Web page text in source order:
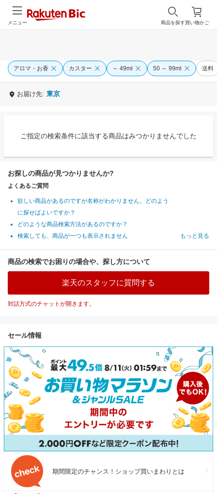
買い物かご
商品を探す
メニュー
アロマ・お香 カスター ～ 49ml 50 ～ 99ml 送料
お届け先: 東京
ご指定の検索条件に該当する商品はみつかりませんでした
お探しの商品が見つかりませんか?
よくあるご質問
欲しい商品があるのですが名称がわかりません。どのよう
に探せばよいですか？
どのような商品検索方法があるのですか？
検索しても、商品が一つも表示されません
もっと見る
商品の検索でお困りの場合や、探し方について
楽天のスタッフに質問する
対話方式のチャットが開きます。
セール情報
期間限定のチャンス！ショップ買いまわりとは